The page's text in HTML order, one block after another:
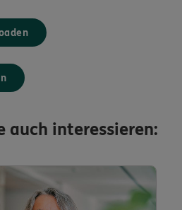
auch interessieren: